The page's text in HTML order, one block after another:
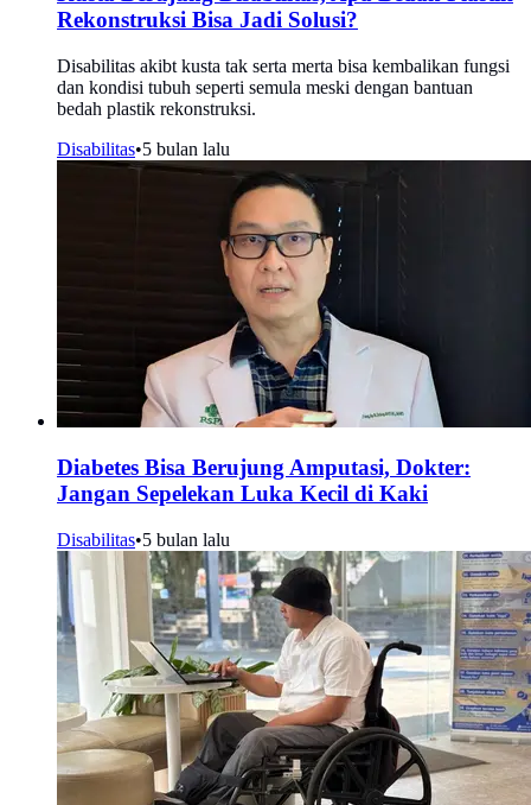
Rekonstruksi Bisa Jadi Solusi?
Disabilitas akibt kusta tak serta merta bisa kembalikan fungsi
dan kondisi tubuh seperti semula meski dengan bantuan
bedah plastik rekonstruksi.
Disabilitas•5 bulan lalu
Diabetes Bisa Berujung Amputasi, Dokter:
Jangan Sepelekan Luka Kecil di Kaki
Disabilitas•5 bulan lalu